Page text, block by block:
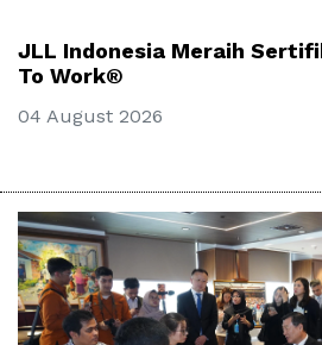
JLL Indonesia Meraih
To Work®
04 August 2026